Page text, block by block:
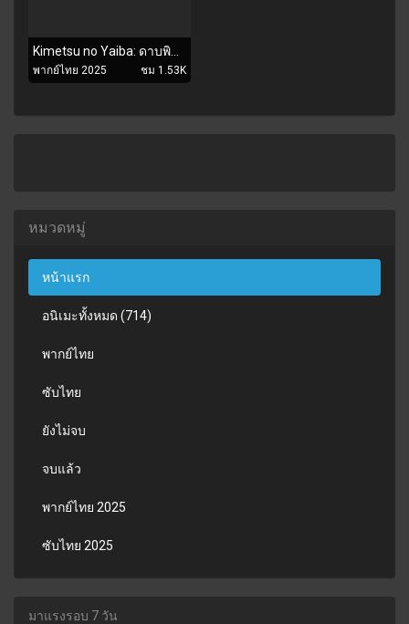
พากย์ไทย 2025 ชม 1.53K
หมวดหมู่
หน้าแรก
อนิเมะทั้งหมด (714)
พากย์ไทย
ซับไทย
ยังไม่จบ
จบแล้ว
พากย์ไทย 2025
ซับไทย 2025
มาแรงรอบ 7 วัน